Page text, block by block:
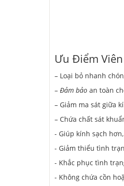
Ưu Điểm
– Loại bỏ nhanh
– Đảm bảo an toàn
– Giảm ma sát giữa
– Chứa chất sát
- Giúp kính sạch
- Giảm thiểu tình
- Khắc phục tình
- Không chứa cồn